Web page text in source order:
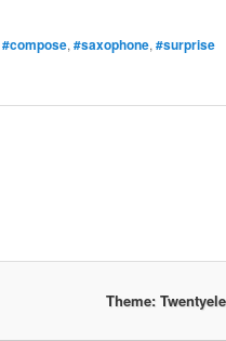
#compose, #saxophone, #surprise
Theme: